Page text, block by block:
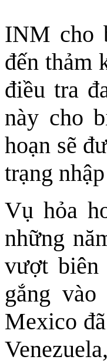
INM cho
đến thảm
điều tra
này cho
hoạn sẽ
trạng
Vụ hỏa
những
vượt
gắng
Mexico